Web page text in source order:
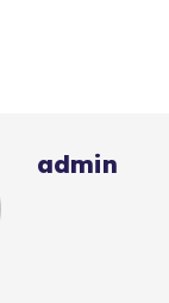
admin